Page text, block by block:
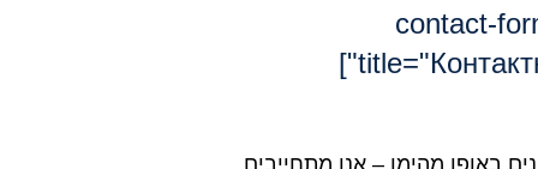
[contact-
באופן מהימן – אנו מתחייבים